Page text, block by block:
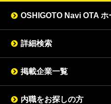
OSHIGOTO Navi OTA ホ
詳細検索
掲載企業一覧
内職をお探しの方